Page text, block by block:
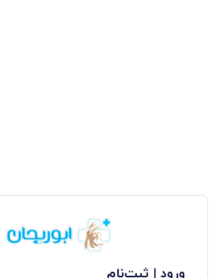
ورود | ثبت‌نام